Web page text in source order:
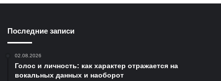
Последние записи
02.08.2026
Голос и личность: как характер отражается на
вокальных данных и наоборот